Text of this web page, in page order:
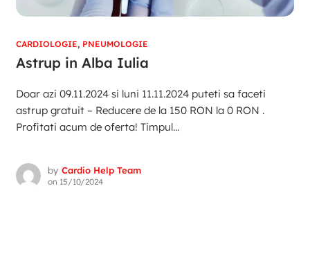
CARDIOLOGIE, PNEUMOLOGIE
Astrup in Alba Iulia
Doar azi 09.11.2024 si luni 11.11.2024 puteti sa faceti
astrup gratuit – Reducere de la 150 RON la 0 RON .
Profitati acum de oferta! Timpul...
by Cardio Help Team
on 15/10/2024